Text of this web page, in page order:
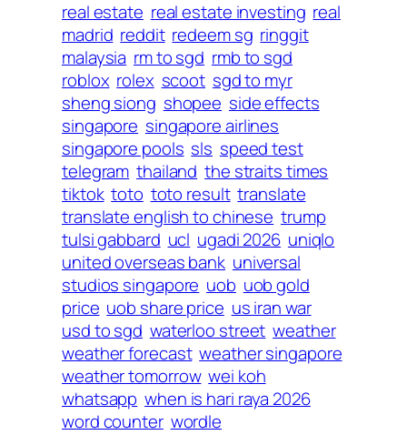
real estate real estate investing real
madrid reddit redeem sg ringgit
malaysia rm to sgd rmb to sgd
roblox rolex scoot sgd to myr
sheng siong shopee side effects
singapore singapore airlines
singapore pools sls speed test
telegram thailand the straits times
tiktok toto toto result translate
translate english to chinese trump
tulsi gabbard ucl ugadi 2026 uniqlo
united overseas bank universal
studios singapore uob uob gold
price uob share price us iran war
usd to sgd waterloo street weather
weather forecast weather singapore
weather tomorrow wei koh
whatsapp when is hari raya 2026
word counter wordle